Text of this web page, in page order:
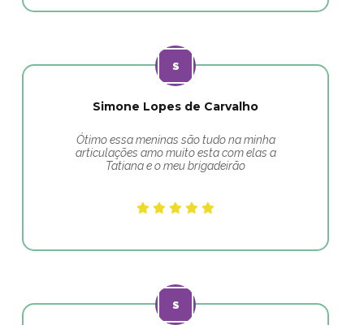
Simone Lopes de Carvalho
Ótimo essa meninas são tudo na minha
articulações amo muito esta com elas a
Tatiana e o meu brigadeirão